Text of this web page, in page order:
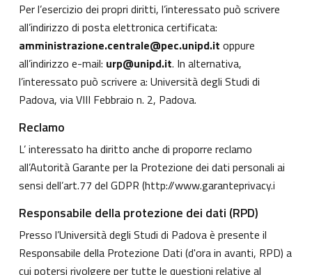
Per l’esercizio dei propri diritti, l’interessato può scrivere
all’indirizzo di posta elettronica certificata:
amministrazione.centrale@pec.unipd.it oppure
all’indirizzo e-mail: urp@unipd.it. In alternativa,
l’interessato può scrivere a: Università degli Studi di
Padova, via VIII Febbraio n. 2, Padova.
Reclamo
L’ interessato ha diritto anche di proporre reclamo
all’Autorità Garante per la Protezione dei dati personali ai
sensi dell’art.77 del GDPR (http://www.garanteprivacy.i
Responsabile della protezione dei dati (RPD)
Presso l’Università degli Studi di Padova è presente il
Responsabile della Protezione Dati (d'ora in avanti, RPD) a
cui potersi rivolgere per tutte le questioni relative al